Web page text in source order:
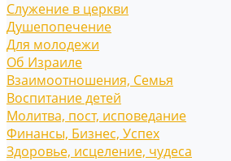
Служение в церкви
Душепопечение
Для молодежи
Об Израиле
Взаимоотношения, Cемья
Воспитание детей
Молитва, пост, исповедание
Финансы, Бизнес, Успех
Здоровье, исцеление, чудеса